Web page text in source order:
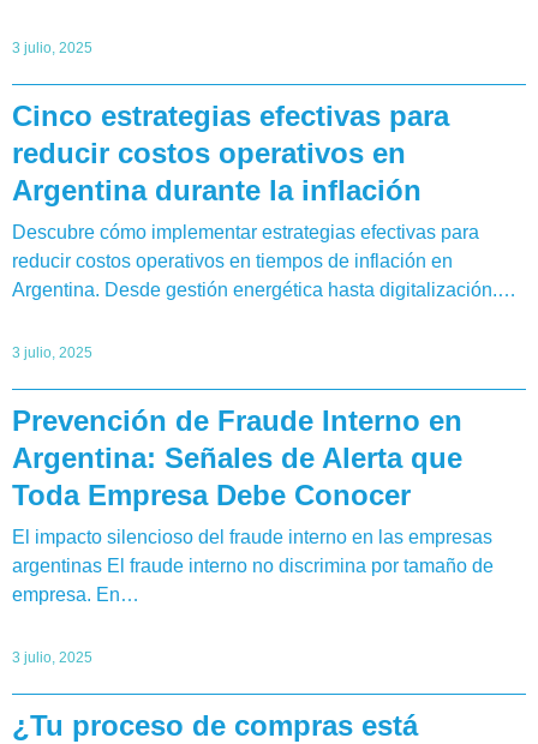
3 julio, 2025
Cinco estrategias efectivas para
reducir costos operativos en
Argentina durante la inflación
Descubre cómo implementar estrategias efectivas para
reducir costos operativos en tiempos de inflación en
Argentina. Desde gestión energética hasta digitalización.…
3 julio, 2025
Prevención de Fraude Interno en
Argentina: Señales de Alerta que
Toda Empresa Debe Conocer
El impacto silencioso del fraude interno en las empresas
argentinas El fraude interno no discrimina por tamaño de
empresa. En…
3 julio, 2025
¿Tu proceso de compras está